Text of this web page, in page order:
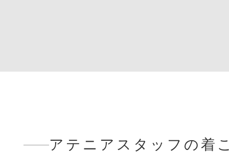
アテニアスタッフの着